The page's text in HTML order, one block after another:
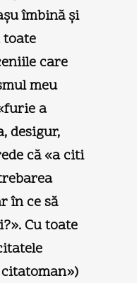
îmbină şi
toate
care
meu
a
desigur,
că «a citi
în ce să
Cu toate